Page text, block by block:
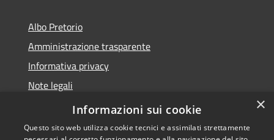
Albo Pretorio
Amministrazione trasparente
Informativa privacy
Note legali
Dichiarazione di accessibilità
×
Informazioni sui cookie
Questo sito web utilizza cookie tecnici e assimilati strettamente